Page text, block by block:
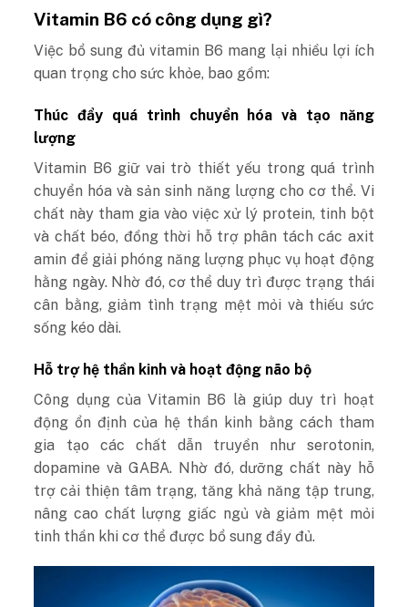
Vitamin B6 có công dụng gì?
Việc bổ sung đủ vitamin B6 mang lại nhiều lợi ích
quan trọng cho sức khỏe, bao gồm:
Thúc đẩy quá trình chuyển hóa và tạo năng
lượng
Vitamin B6 giữ vai trò thiết yếu trong quá trình
chuyển hóa và sản sinh năng lượng cho cơ thể. Vi
chất này tham gia vào việc xử lý protein, tinh bột
và chất béo, đồng thời hỗ trợ phân tách các axit
amin để giải phóng năng lượng phục vụ hoạt động
hằng ngày. Nhờ đó, cơ thể duy trì được trạng thái
cân bằng, giảm tình trạng mệt mỏi và thiếu sức
sống kéo dài.
Hỗ trợ hệ thần kinh và hoạt động não bộ
Công dụng của Vitamin B6 là giúp duy trì hoạt
động ổn định của hệ thần kinh bằng cách tham
gia tạo các chất dẫn truyền như serotonin,
dopamine và GABA. Nhờ đó, dưỡng chất này hỗ
trợ cải thiện tâm trạng, tăng khả năng tập trung,
nâng cao chất lượng giấc ngủ và giảm mệt mỏi
tinh thần khi cơ thể được bổ sung đầy đủ.